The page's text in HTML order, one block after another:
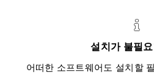
설치가 불필
어떠한 소프트웨어도 설치할